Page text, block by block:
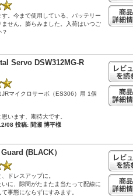
す。今まで使用している、バッテリー
ません。膨らみました。入荷はいつご
Servo DSW312MG-R
JRマイクロサーボ（ES306）用 1個
います、期待大です。
08 投稿: 間瀬 博平様
(BLACK）
ドレスアップに。
いに、隙間がたまたま当たって配線に
事態にならずにすみます。